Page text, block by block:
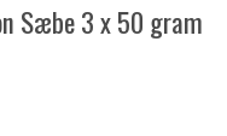
Sæbe 3 x 50 gram